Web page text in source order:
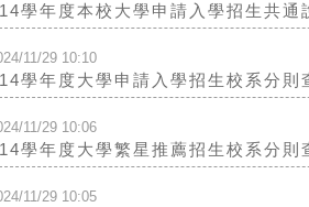
學年度本校大學申請入學招生共
11/29 10:10
學年度大學申請入學招生校系分
11/29 10:06
學年度大學繁星推薦招生校系分
11/29 10:05